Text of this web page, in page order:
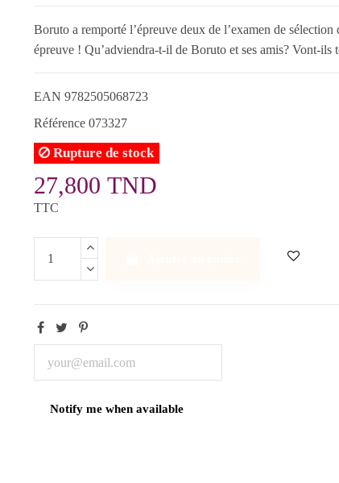
Boruto a remporté l’épreuve deux de l’examen de
épreuve ! Qu’adviendra-t-il de Boruto et ses amis? Vont-ils
EAN 9782505068723
Référence 073327
Rupture de stock
27,800 TND
TTC